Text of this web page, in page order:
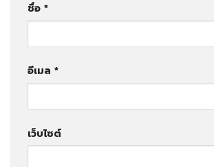
ชื่อ *
อีเมล *
เว็บไซต์